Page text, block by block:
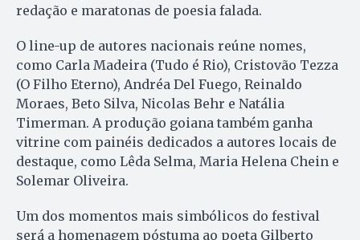
redação e maratonas de poesia falada.
O line-up de autores nacionais reúne nomes,
como Carla Madeira (Tudo é Rio), Cristovão Tezza
(O Filho Eterno), Andréa Del Fuego, Reinaldo
Moraes, Beto Silva, Nicolas Behr e Natália
Timerman. A produção goiana também ganha
vitrine com painéis dedicados a autores locais de
destaque, como Lêda Selma, Maria Helena Chein e
Solemar Oliveira.
Um dos momentos mais simbólicos do festival
será a homenagem póstuma ao poeta Gilberto